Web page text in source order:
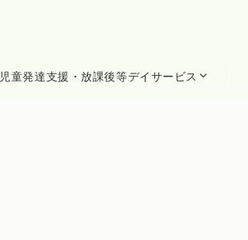
児童発達支援・放課後等デイサービス